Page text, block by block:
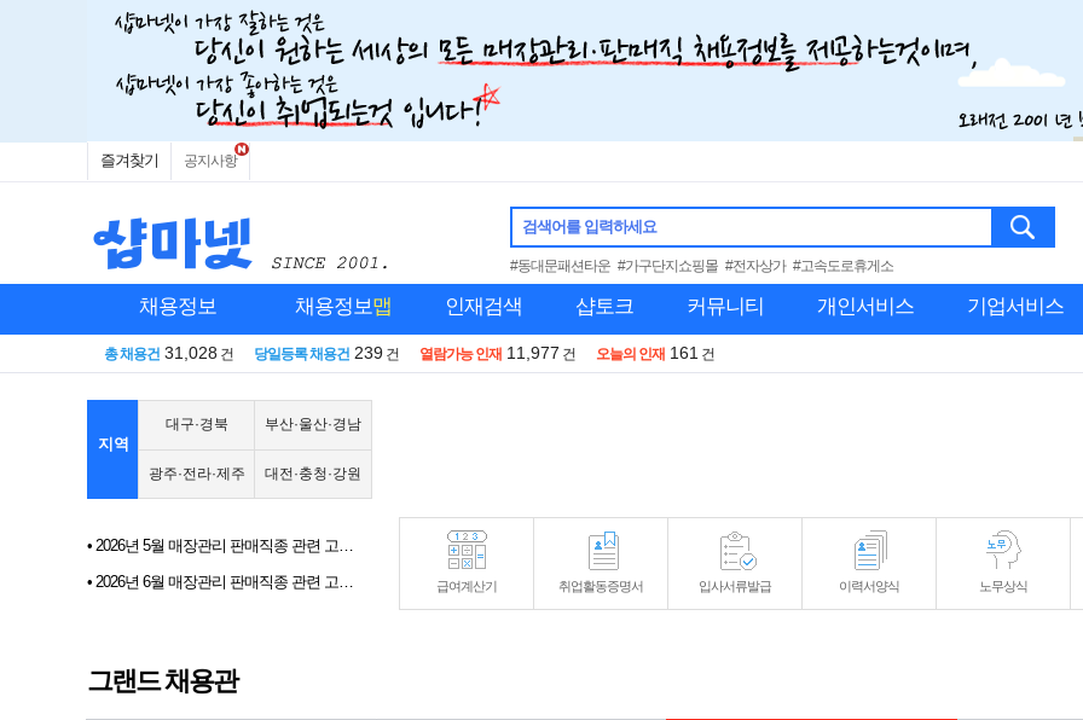
즐겨찾기 공지사항
검색어를 입력하세요
#동대문패션타운 #가구단지쇼핑몰 #전자상가 #고속도로휴게소
채용정보 채용정보맵 인재검색 샵토크 커뮤니티 개인서비스 기업서비스
총 채용건 31,028 건 당일등록 채용건 239 건 열람가능 인재 11,977 건 오늘의 인재 161 건
지역
대구·경북
광주·전라·제주
부산·울산·경남
대전·충청·강원
• 2026년 5월 매장관리 판매직종 관련 고용동향
• 2026년 6월 매장관리 판매직종 관련 고용동향
급여계산기 취업활동증명서 입사서류발급 이력서양식 노무상식
그랜드 채용관